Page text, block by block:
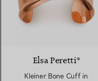
Elsa Peretti®
Kleiner Bone Cuff in